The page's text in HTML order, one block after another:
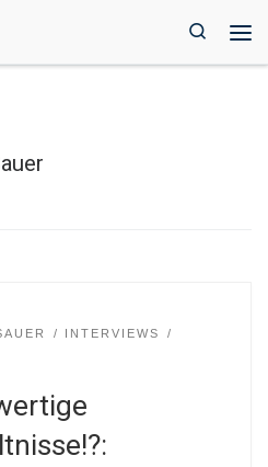
Search
INTERVIEWS